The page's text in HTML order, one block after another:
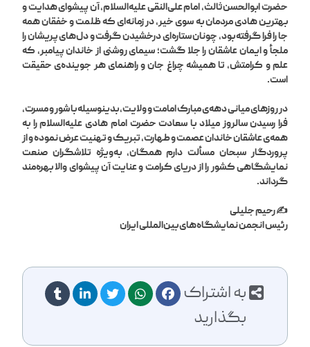
حضرت ابوالحسن ثالث، امام علی‌النقی علیه‌السلام، آن پیشوای هدایت و
بهترین هادی مردمان به سوی خیر، در زمانه‌ای که ظلمت و خفقان همه
جا را فرا گرفته بود، چونان ستاره‌ای درخشیدن گرفت و دل‌های پریشان را
ملجأ و ایمان عاشقان را جلا گشت؛ سیمای روشنی از خاندان پیامبر، که
علم و کرامتش، تا همیشه چراغ جان و راهنمای هر جوینده‌ی حقیقت
است.
در روزهای میانی دهه‌ی مبارک امامت و ولایت، بدینوسیله با شور و مسرت،
فرا رسیدن سالروز میلاد با سعادت حضرت امام هادی علیه‌السلام را به
همه‌ی عاشقان خاندان عصمت و طهارت، تبریک و تهنیت عرض نموده و از
پروردگار سبحان مسألت دارم همگان، به‌ویژه تلاشگران صنعت
نمایشگاهی کشور را از دریای کرامت و عنایت آن پیشوای والا بهره‌مند
گرداند.
✍️ رحیم جلیلی
رئیس انجمن نمایشگاه‌های بین‌المللی ایران
به اشتراک
بگذارید